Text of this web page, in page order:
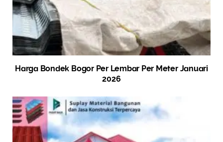
Harga Bondek Bogor Per Lembar Per Meter Januari
2026